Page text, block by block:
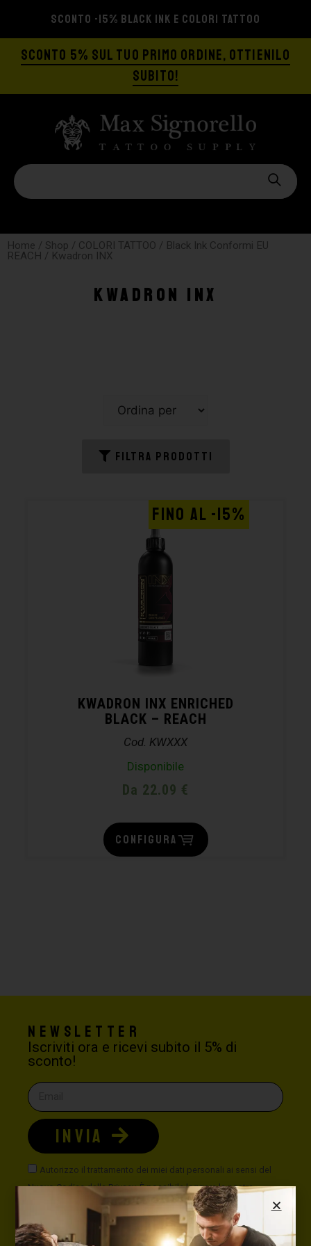
SCONTO -15% BLACK INK E COLORI TATTOO
SCONTO 5% SUL TUO PRIMO ORDINE, OTTIENILO
SUBITO!
Home / Shop / COLORI TATTOO / Black Ink Conformi EU
REACH / Kwadron INX
Kwadron INX
FILTRA PRODOTTI
KWADRON INX ENRICHED
BLACK – REACH
Cod. KWXXX
Disponibile
Da 22.09 €
FINO AL -15%
CONFIGURA
Newsletter
Iscriviti ora e ricevi subito il 5% di
sconto!
Autorizzo il trattamento dei miei dati personali ai sensi del
Nuovo Codice della Privacy. È possibile leggere la nostra
politica sulla privacy
INVIA